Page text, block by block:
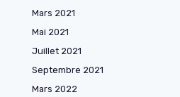
Mars 2021
Mai 2021
Juillet 2021
Septembre 2021
Mars 2022